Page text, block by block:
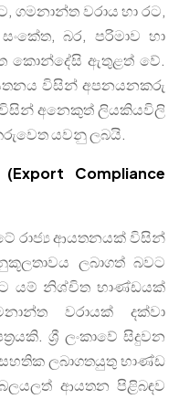
ගමනාන්ත වරාය හා රට,
බර, පරිමාව හා
කොන්දේසි ඇතුළත් වේ.
විසින් අපනයනකරු
අනෙකුත් ලියකියවිලි
යවනු ලබයි.
Compliance
රාජ්‍ය ආයතනයක් විසින්
ලබාගත් බවට
යම් නිශ්චිත භාණ්ඩයක්
වරායක් දක්වා
ශ්‍රී ලංකාවේ සිදුවන
ලබාගතයුතු භාණ්ඩ
ආයතන පිළිබඳව